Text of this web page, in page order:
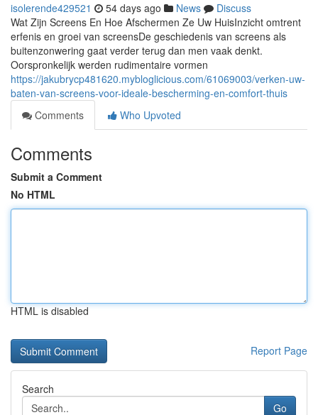
isolerende429521 54 days ago News
Discuss
Wat Zijn Screens En Hoe Afschermen Ze Uw HuisInzicht omtrent
erfenis en groei van screensDe geschiedenis van screens als
buitenzonwering gaat verder terug dan men vaak denkt.
Oorspronkelijk werden rudimentaire vormen
https://jakubrycp481620.mybloglicious.com/61069003/verken-uw-
baten-van-screens-voor-ideale-bescherming-en-comfort-thuis
Comments
Who Upvoted
Comments
Submit a Comment
No HTML
HTML is disabled
Report Page
Search
Go